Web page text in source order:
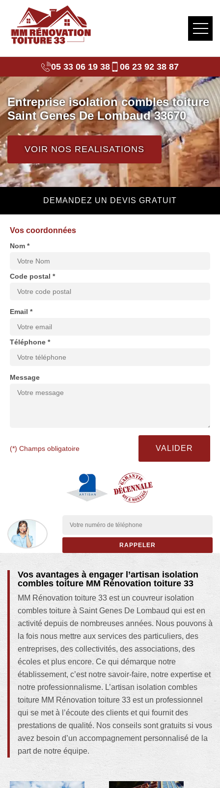
05 33 06 19 38 06 23 92 38 87
Entreprise isolation combles toiture
Saint Genes De Lombaud 33670
VOIR NOS REALISATIONS
DEMANDEZ UN DEVIS GRATUIT
Vos coordonnées
Nom *
Code postal *
Email *
Téléphone *
Message
(*) Champs obligatoire
Vos avantages à engager l’artisan isolation
combles toiture MM Rénovation toiture 33
MM Rénovation toiture 33 est un couvreur isolation
combles toiture à Saint Genes De Lombaud qui est en
activité depuis de nombreuses années. Nous pouvons à
la fois nous mettre aux services des particuliers, des
entreprises, des collectivités, des associations, des
écoles et plus encore. Ce qui démarque notre
établissement, c’est notre savoir-faire, notre expertise et
notre professionnalisme. L’artisan isolation combles
toiture MM Rénovation toiture 33 est un professionnel
qui se met à l’écoute des clients et qui fournit des
prestations de qualité. Nos conseils sont gratuits si vous
avez besoin d’un accompagnement personnalisé de la
part de notre équipe.